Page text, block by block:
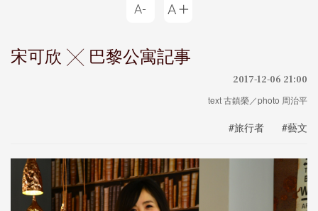
宋可欣 ╳ 巴黎公寓記事
2017-12-06 21:00
text 古鎮榮／photo 周治平
#旅行者 #藝文